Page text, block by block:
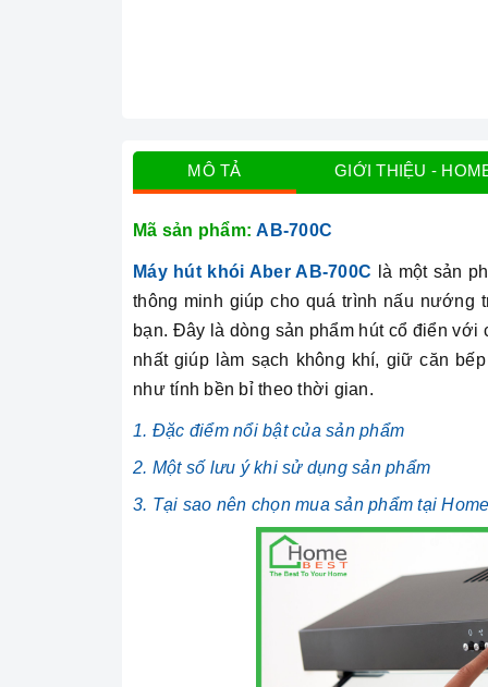
MÔ TẢ GIỚI THIỆU -
Mã sản phẩm:AB-700C
Máy hút khói Aber AB-700C là một sản
thông minh giúp cho quá trình nấu nướng
bạn. Đây là dòng sản phẩm hút cổ điển
nhất giúp làm sạch không khí, giữ căn
như tính bền bỉ theo thời gian.
1. Đặc điểm nổi bật của sản phẩm
2. Một số lưu ý khi sử dụng sản phẩm
3. Tại sao nên chọn mua sản phẩm tại